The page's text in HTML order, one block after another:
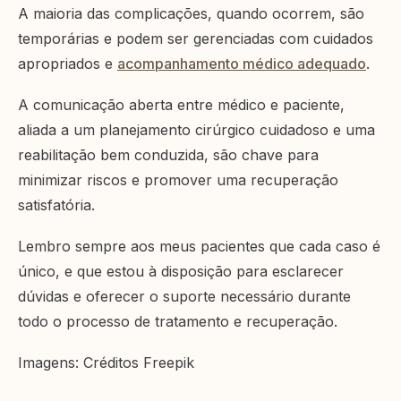
A maioria das complicações, quando ocorrem, são
temporárias e podem ser gerenciadas com cuidados
apropriados e acompanhamento médico adequado.
A comunicação aberta entre médico e paciente,
aliada a um planejamento cirúrgico cuidadoso e uma
reabilitação bem conduzida, são chave para
minimizar riscos e promover uma recuperação
satisfatória.
Lembro sempre aos meus pacientes que cada caso é
único, e que estou à disposição para esclarecer
dúvidas e oferecer o suporte necessário durante
todo o processo de tratamento e recuperação.
Imagens: Créditos Freepik